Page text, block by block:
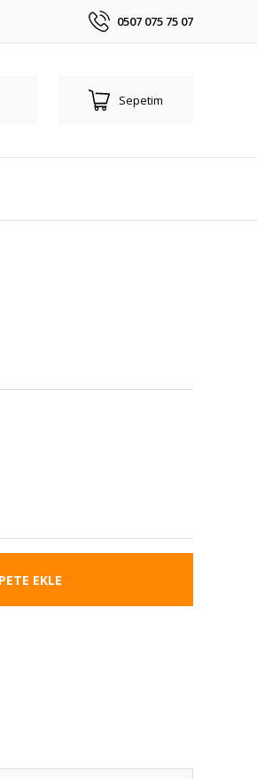
0507 075 75 07
Sepetim
EKLE